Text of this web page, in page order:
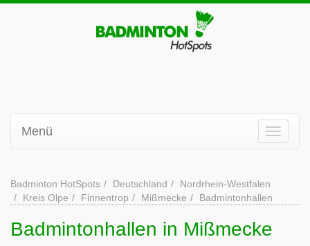
Menü
Badminton HotSpots Deutschland
Nordrhein-Westfalen
Kreis Olpe
Finnentrop Mißmecke Badmintonhallen
Badmintonhallen in Mißmecke